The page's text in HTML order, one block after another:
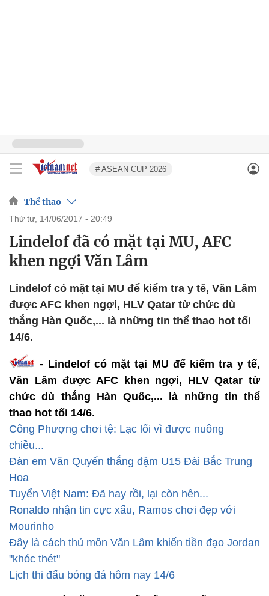
# ASEAN CUP 2026
Thể thao
thứ tư, 14/06/2017 - 20:49
Lindelof đã có mặt tại MU, AFC
khen ngợi Văn Lâm
Lindelof có mặt tại MU để kiểm tra y tế, Văn Lâm
được AFC khen ngợi, HLV Qatar từ chức dù
thắng Hàn Quốc,... là những tin thể thao hot tối
14/6.
- Lindelof có mặt tại MU để kiểm tra y tế,
Văn Lâm được AFC khen ngợi, HLV Qatar từ
chức dù thắng Hàn Quốc,... là những tin thể
thao hot tối 14/6.
Công Phượng chơi tệ: Lạc lối vì được nuông
chiều...
Đàn em Văn Quyến thắng đậm U15 Đài Bắc Trung
Hoa
Tuyển Việt Nam: Đã hay rồi, lại còn hên...
Ronaldo nhận tin cực xấu, Ramos chơi đẹp với
Mourinho
Đây là cách thủ môn Văn Lâm khiến tiền đạo Jordan
"khóc thét"
Lịch thi đấu bóng đá hôm nay 14/6